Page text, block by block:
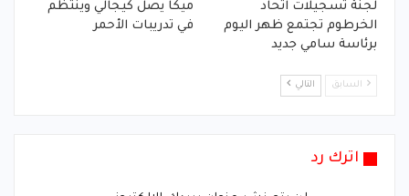
لجنة تسجيلات اتحاد
الخرطوم تجتمع ظهر اليوم
برئاسة سامي جديد
ميكا يصل كيجالي وينتظم
في تدريبات الأحمر
السابق التالي
اترك رد